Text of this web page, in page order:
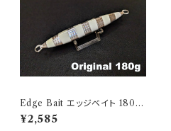
Edge Bait エッジベイト 180g
Zebra Glow
¥2,585